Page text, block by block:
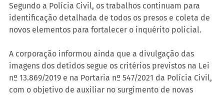
Segundo a Polícia Civil, os trabalhos continuam para
identificação detalhada de todos os presos e coleta de
novos elementos para fortalecer o inquérito policial.
A corporação informou ainda que a divulgação das
imagens dos detidos segue os critérios previstos na Lei
nº 13.869/2019 e na Portaria nº 547/2021 da Polícia Civil,
com o objetivo de auxiliar no surgimento de novas